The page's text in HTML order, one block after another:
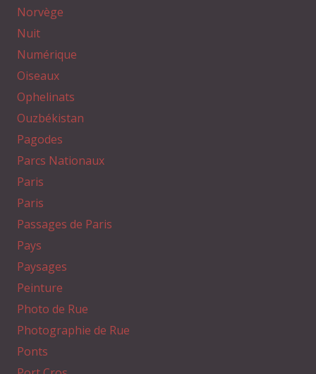
Norvège
Nuit
Numérique
Oiseaux
Ophelinats
Ouzbékistan
Pagodes
Parcs Nationaux
Paris
Paris
Passages de Paris
Pays
Paysages
Peinture
Photo de Rue
Photographie de Rue
Ponts